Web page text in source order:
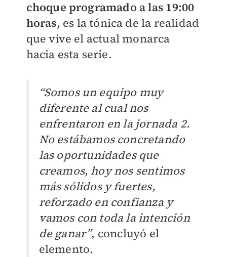
choque programado a las 19:00
horas, es la tónica de la realidad
que vive el actual monarca
hacia esta serie.
“Somos un equipo muy
diferente al cual nos
enfrentaron en la jornada 2.
No estábamos concretando
las oportunidades que
creamos, hoy nos sentimos
más sólidos y fuertes,
reforzado en confianza y
vamos con toda la intención
de ganar”, concluyó el
elemento.